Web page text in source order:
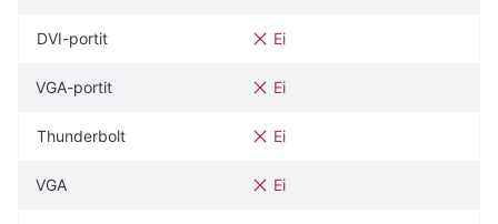
DVI-portit Ei
VGA-portit Ei
Thunderbolt Ei
VGA Ei